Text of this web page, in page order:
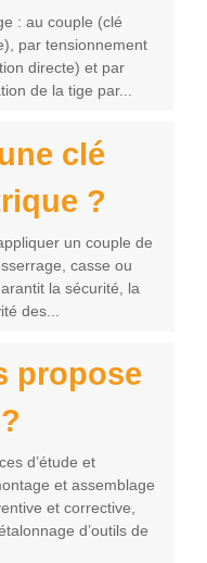
: au couple (clé
par tensionnement
directe) et par
de la tige par...
clé
?
un couple de
casse ou
la sécurité, la
des...
propose
d’étude et
et assemblage
et corrective,
d’outils de